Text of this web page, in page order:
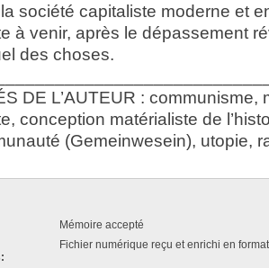
société capitaliste moderne et
à venir, après le dépassement
des choses.
DE L’AUTEUR : communisme,
conception matérialiste de
(Gemeinwesein), utopie,
Mémoire accepté
Fichier numérique reçu et enrichi en